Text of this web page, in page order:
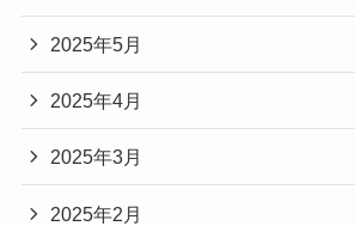
2025年5月
2025年4月
2025年3月
2025年2月